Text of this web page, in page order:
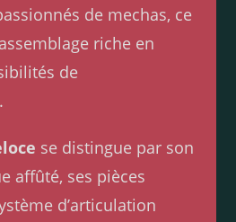
de mechas, ce
riche en
de
se distingue par son
affûté, ses pièces
d’articulation